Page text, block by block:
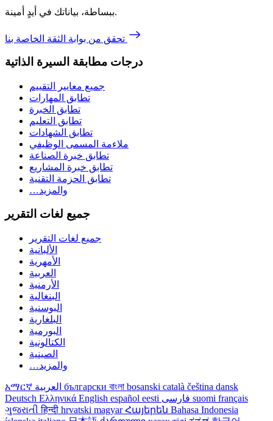
ببساطة، بياناتك في أيدٍ أمينة.
درجات مطابقة السيرة الذاتية
جميع معايير التقييم
تطابق المهارات
تطابق الخبرة
تطابق التعليم
تطابق الشهادات
ملاءمة المسمى الوظيفي
تطابق خبرة الصناعة
تطابق خبرة المشاريع
تطابق الحزمة التقنية
…والمزيد
جميع لغات التقرير
جميع لغات التقرير
الألبانية
الأمهرية
العربية
الأرمنية
البنغالية
البوسنية
البلغارية
البورمية
الكتالونية
الصينية
…والمزيد
አማርኛ български বাংলা bosanski català čeština dansk
Deutsch Ελληνικά English español eesti suomi français
ગુજરાતીहिन्दी hrvatski magyarՀայերեն Bahasa Indonesia